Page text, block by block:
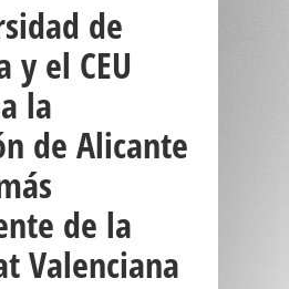
de
y el CEU
la
de Alicante
de la
Valenciana